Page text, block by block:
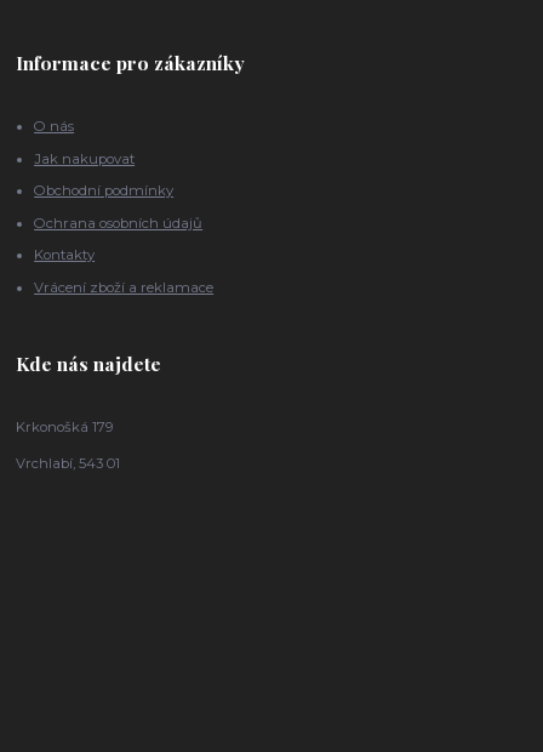
Informace pro zákazníky
O nás
Jak nakupovat
Obchodní podmínky
Ochrana osobních údajů
Kontakty
Vrácení zboží a reklamace
Kde nás najdete
Krkonošká 179
Vrchlabí, 543 01